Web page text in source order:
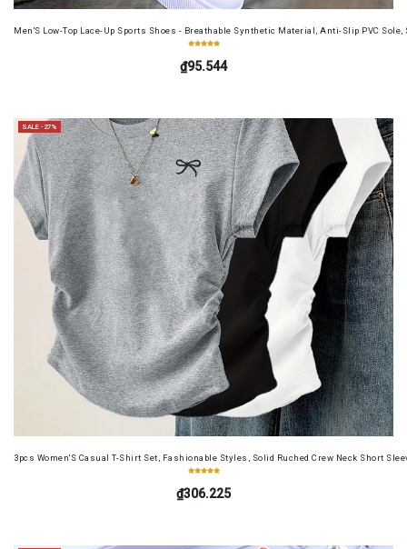
Men'S Low-Top Lace-Up Sports Shoes - Breathable Synthetic Material, Anti-Slip PVC
₫95.544
SALE -27%
3pcs Women'S Casual T-Shirt Set, Fashionable Styles, Solid Ruched Crew Neck Short
₫306.225